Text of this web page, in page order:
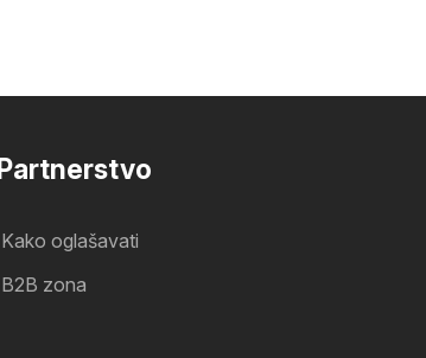
Partnerstvo
Kako oglašavati
B2B zona